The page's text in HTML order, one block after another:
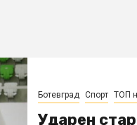
Ботевград Спорт ТОП
Ударен